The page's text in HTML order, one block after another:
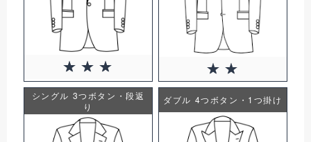
シングル 3つボタン・段返
り
ダブル 4つボタン・1つ掛け